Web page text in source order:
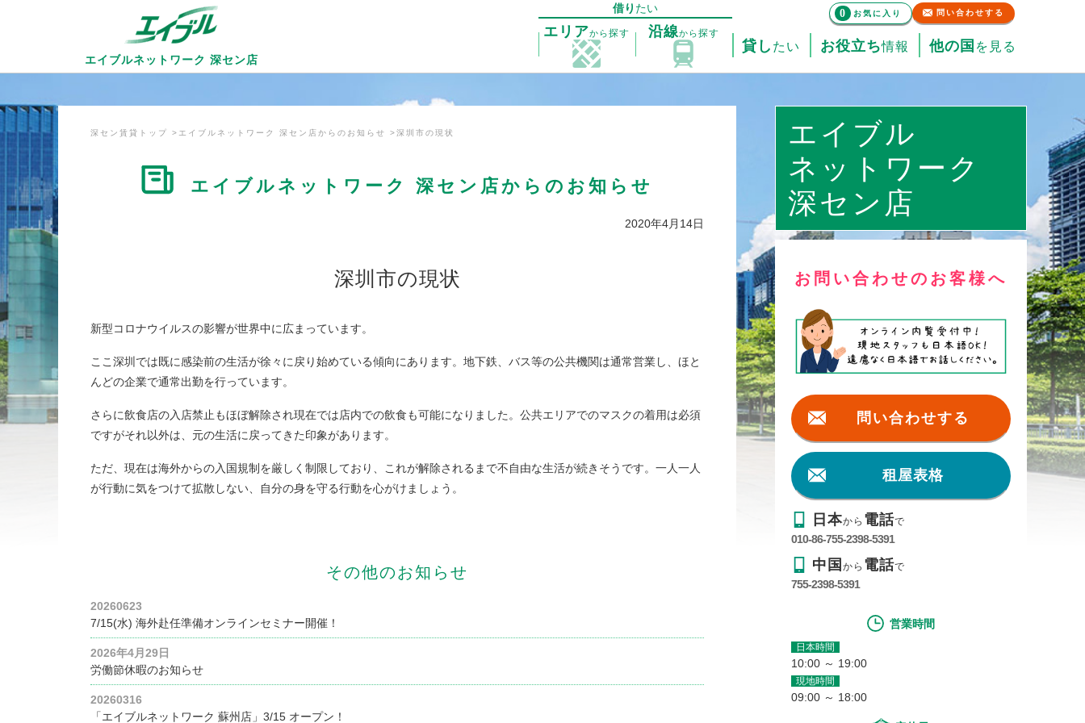
エイブルネットワーク 深セン店
借り たい
エリアから探す 沿線から探す
貸し たい お役立ち情報 他の国 を見る
0 お気に入り 問い合わせする
深セン賃貸トップ エイブルネットワーク 深セン店からのお知らせ 深圳市の現状
エイブルネットワーク 深セン店からのお知らせ
2020年4月14日
深圳市の現状
新型コロナウイルスの影響が世界中に広まっています。
ここ深圳では既に感染前の生活が徐々に戻り始めている傾向にあります。地下鉄、バス等の公共機関は通常営業し、ほと
んどの企業で通常出勤を行っています。
さらに飲食店の入店禁止もほぼ解除され現在では店内での飲食も可能になりました。公共エリアでのマスクの着用は必須
ですがそれ以外は、元の生活に戻ってきた印象があります。
ただ、現在は海外からの入国規制を厳しく制限しており、これが解除されるまで不自由な生活が続きそうです。一人一人
が行動に気をつけて拡散しない、自分の身を守る行動を心がけましょう。
その他のお知らせ
20260623
7/15(水) 海外赴任準備オンラインセミナー開催！
2026年4月29日
労働節休暇のお知らせ
20260316
「エイブルネットワーク 蘇州店」3/15 オープン！
エイブル
ネットワーク
深セン店
お問い合わせのお客様へ
問い合わせする
租屋表格
日本から 電話で
010-86-755-2398-5391
中国から 電話で
755-2398-5391
営業時間
日本時間
10:00 ～ 19:00
現地時間
09:00 ～ 18:00